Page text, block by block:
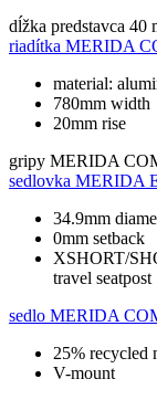
dĺžka predstavca 40
riadítka MERIDA
material:
780mm width
20mm rise
gripy MERIDA
sedlovka MERIDA
34.9mm
0mm setback
XSHORT/
travel
sedlo MERIDA
25% recycled
V-mount